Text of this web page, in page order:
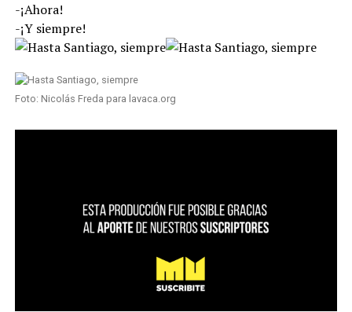
-¡Ahora!
-¡Y siempre!
Foto: Nicolás Freda para lavaca.org